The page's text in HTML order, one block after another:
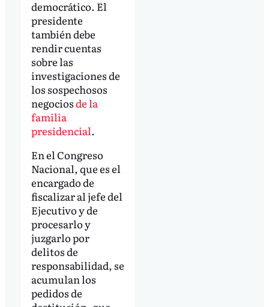
democrático. El
presidente
también debe
rendir cuentas
sobre las
investigaciones de
los sospechosos
negociosde la
familia
presidencial.
En el Congreso
Nacional, que es el
encargado de
fiscalizar al jefe del
Ejecutivo y de
procesarlo y
juzgarlo por
delitos de
responsabilidad, se
acumulan los
pedidos de